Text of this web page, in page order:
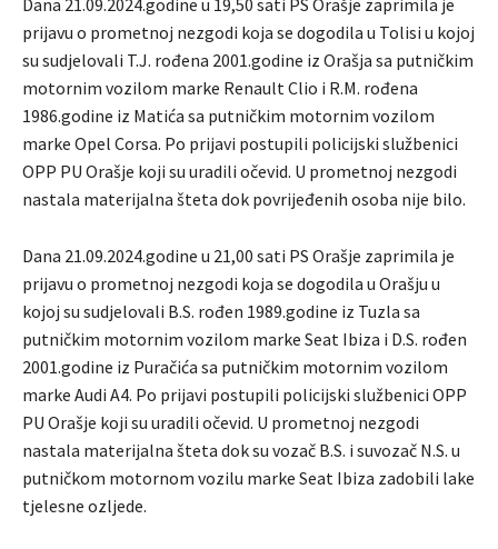
Dana 21.09.2024.godine u 19,50 sati PS Orašje zaprimila je
prijavu o prometnoj nezgodi koja se dogodila u Tolisi u kojoj
su sudjelovali T.J. rođena 2001.godine iz Orašja sa putničkim
motornim vozilom marke Renault Clio i R.M. rođena
1986.godine iz Matića sa putničkim motornim vozilom
marke Opel Corsa. Po prijavi postupili policijski službenici
OPP PU Orašje koji su uradili očevid. U prometnoj nezgodi
nastala materijalna šteta dok povrijeđenih osoba nije bilo.
Dana 21.09.2024.godine u 21,00 sati PS Orašje zaprimila je
prijavu o prometnoj nezgodi koja se dogodila u Orašju u
kojoj su sudjelovali B.S. rođen 1989.godine iz Tuzla sa
putničkim motornim vozilom marke Seat Ibiza i D.S. rođen
2001.godine iz Puračića sa putničkim motornim vozilom
marke Audi A4. Po prijavi postupili policijski službenici OPP
PU Orašje koji su uradili očevid. U prometnoj nezgodi
nastala materijalna šteta dok su vozač B.S. i suvozač N.S. u
putničkom motornom vozilu marke Seat Ibiza zadobili lake
tjelesne ozljede.